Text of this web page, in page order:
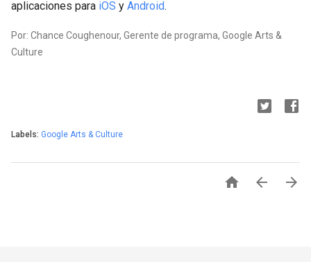
aplicaciones para iOS y Android.
Por: Chance Coughenour, Gerente de programa, Google Arts &
Culture
Labels: Google Arts & Culture
  